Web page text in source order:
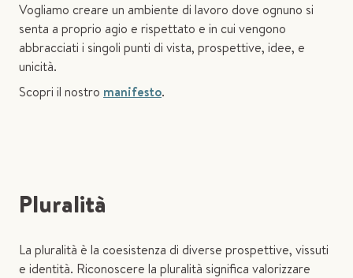
Vogliamo creare un ambiente di lavoro dove ognuno si
senta a proprio agio e rispettato e in cui vengono
abbracciati i singoli punti di vista, prospettive, idee, e
unicità.
Scopri il nostro manifesto.
Pluralità
La pluralità è la coesistenza di diverse prospettive, vissuti
e identità. Riconoscere la pluralità significa valorizzare